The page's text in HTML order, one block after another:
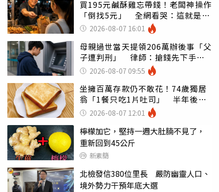
買195元鹹酥雞忘帶錢！老闆神操作
「倒找5元」 全網看哭：這就是台
灣 2026-08-07 16:01
母親過世當天提領206萬辦後事「父
子遭判刑」 律師：搶錢先下手是
罪 2026-08-07 09:55
坐擁百萬存款仍不敢花！74歲獨居
翁「1餐只吃1片吐司」 半年後暴
瘦嚇壞女兒
2026-08-07 12:01
檸檬加它，堅持一週大肚腩不見了，
重新回到45公斤
新素簡
北檢發信380位里長 嚴防幽靈人口、
境外勢力干預年底大選